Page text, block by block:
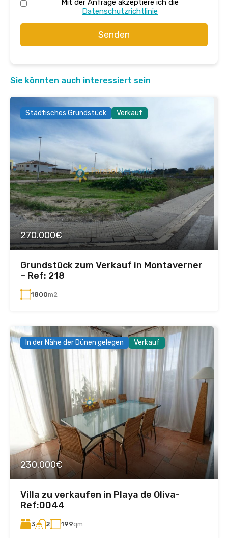
Mit der Anfrage akzeptiere ich die
Datenschutzrichtlinie
Senden
Sie könnten auch interessiert sein
Städtisches Grundstück Verkauf
270.000€
Grundstück zum Verkauf in Montaverner
– Ref: 218
1800m2
In der Nähe der Dünen gelegen Verkauf
230.000€
Villa zu verkaufen in Playa de Oliva-
Ref:0044
3 2 199qm